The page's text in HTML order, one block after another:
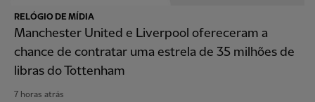
RELÓGIO DE MÍDIA
Manchester United e Liverpool ofereceram a
chance de contratar uma estrela de 35 milhões de
libras do Tottenham
7 horas atrás